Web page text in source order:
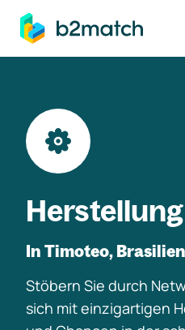
springen
In Timoteo, Brasilien
Stöbern Sie durch
sich mit einzigartigen